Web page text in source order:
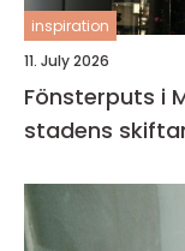
inspiration
11. July 2026
Fönsterputs i
stadens